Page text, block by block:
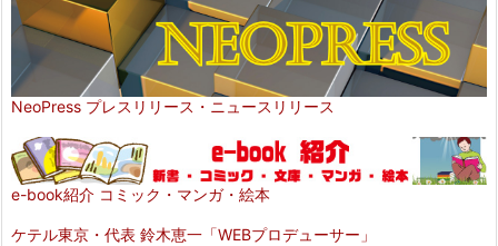
NeoPress プレスリリース・ニュースリリース
e-book紹介 コミック・マンガ・絵本
ケテル東京・代表 鈴木恵一「WEBプロデューサー」